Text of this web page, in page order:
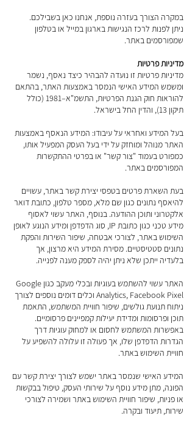
במקרה הצורך בעזרה נוספת, אנחנו כאן בשבילכם.
ניתן לפנות לרכז הנגישות בארגון במייל או בטלפון
שמפורסמים באתר.
מדיניות פרטיות
מדיניות פרטיות זו נועדה להבהיר כיצד נאסף, נשמר
ומשמש המידע האישי הנמסר באמצעות האתר, בהתאם
להוראות חוק הגנת הפרטיות, התשמ"א–1981 (כולל
תיקון 13), והדין החל בישראל.
בעל המידע ואחראי על עיבודו: המידע הנאסף באמצעות
האתר מנוהל ומוחזק על ידי בעל העסק המפעיל אותו,
כמפורט בעמוד "צור קשר" או בפרטי ההתקשרות
המפורסמים באתר.
בעת השארת פרטים בטפסי יצירת קשר באתר, עשויים
להיאסף נתונים כגון שם מלא, מספר טלפון, כתובת דואר
אלקטרוני ותוכן ההודעה. בנוסף, האתר עשוי לאסוף
מידע טכני כגון כתובת IP, סוג הדפדפן ומידע הנוגע לאופן
השימוש באתר, לצורכי אבטחה, שיפור השירות והפקת
נתונים סטטיסטיים. מסירת המידע היא מרצון, אך
בלעדיה ייתכן שלא ניתן יהיה לספק מענה לפנייה.
האתר עשוי להשתמש בעוגיות ובכלי מעקב כגון Google
Analytics, Facebook Pixel וכלים דומים נוספים לצורך
ניתוח תנועת גולשים, שיפור חוויית המשתמש, התאמת
תוכן ופרסומות ומדידת יעילות קמפיינים פרסומיים.
באפשרות המשתמש לחסום או למחוק עוגיות דרך
הגדרות הדפדפן שלו, אך פעולה זו עלולה להשפיע על
חוויית השימוש באתר.
המידע האישי שנמסר באתר ישמש לצורך יצירת קשר עם
הפונה, מתן מידע נוסף על שירותי העסק, טיפול בבקשות
או פניות, שיפור חוויית השימוש באתר ושמירה לצורכי
שירות, תיעוד ובקרה.